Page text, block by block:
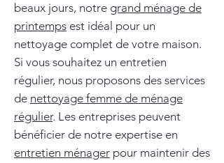
beaux jours, notre grand ménage de
printemps est idéal pour un
nettoyage complet de votre maison.
Si vous souhaitez un entretien
régulier, nous proposons des services
de nettoyage femme de ménage
régulier. Les entreprises peuvent
bénéficier de notre expertise en
entretien ménager pour maintenir des